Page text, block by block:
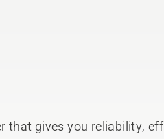
that gives you reliability,